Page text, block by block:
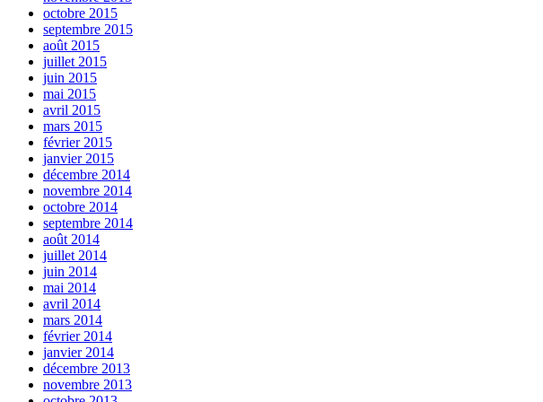
octobre 2015
septembre 2015
août 2015
juillet 2015
juin 2015
mai 2015
avril 2015
mars 2015
février 2015
janvier 2015
décembre 2014
novembre 2014
octobre 2014
septembre 2014
août 2014
juillet 2014
juin 2014
mai 2014
avril 2014
mars 2014
février 2014
janvier 2014
décembre 2013
novembre 2013